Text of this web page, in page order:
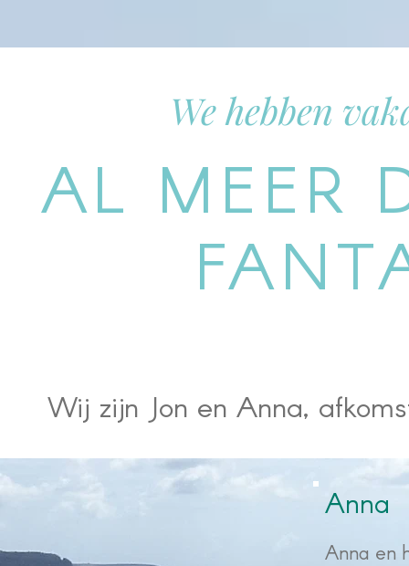
We hebben
AL MEER
Wij zijn Jon en Anna,
Anna
Anna en